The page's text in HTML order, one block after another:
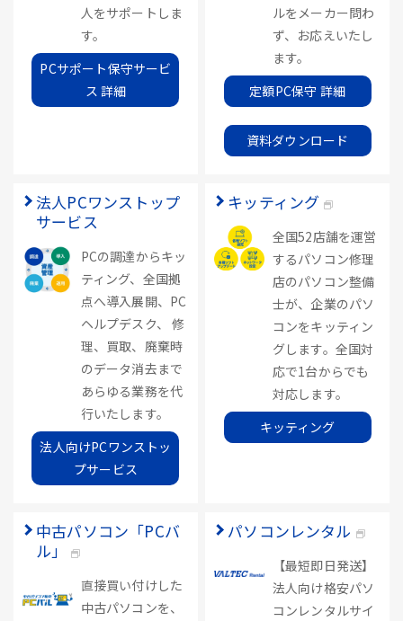
人をサポートしま
す。
PCサポート保守サービ
ス 詳細
ルをメーカー問わ
ず、お応えいたし
ます。
定額PC保守 詳細
資料ダウンロード
法人PCワンストップ
サービス
PCの調達からキッ
ティング、全国拠
点へ導入展開、PC
ヘルプデスク、 修
理、買取、廃棄時
のデータ消去まで
あらゆる業務を代
行いたします。
法人向けPCワンストッ
プサービス
キッティング
全国52店舗を運営
するパソコン修理
店のパソコン整備
士が、企業のパソ
コンをキッティン
グします。全国対
応で1台からでも
対応します。
キッティング
中古パソコン「PCバ
ル」
直接買い付けした
中古パソコンを、
パソコンレンタル
【最短即日発送】
法人向け格安パソ
コンレンタルサイ